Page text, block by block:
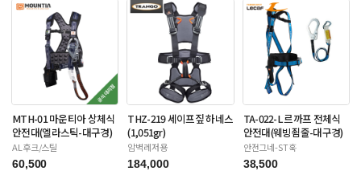
MTH-01 마운티아 상체식
안전대(엘라스틱-대구경)
AL후크/스틸
60,500
THZ-219 세이프짚 하네스
(1,051gr)
암벽레저용
184,000
TA-022-L 르까프 전체식
안전대(웨빙죔줄-대구경)
안전그네-ST훅
38,500